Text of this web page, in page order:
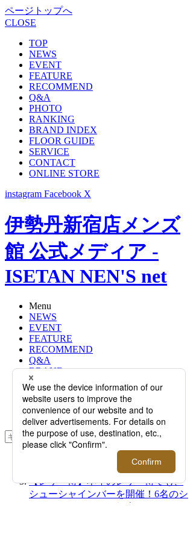
ページトップへ
CLOSE
TOP
NEWS
EVENT
FEATURE
RECOMMEND
Q&A
PHOTO
RANKING
BRAND INDEX
FLOOR GUIDE
SERVICE
CONTACT
ONLINE STORE
instagram Facebook X
伊勢丹新宿店メンズ
館 公式メディア -
ISETAN NEN'S net
Menu
NEWS
EVENT
FEATURE
RECOMMEND
Q&A
BRAND
FLOOR
RANKING
ONLINE STORE
SERVICE
検索
【レザー博】本年のレザー博でも、
シューシャインバーを開催！6名のシ